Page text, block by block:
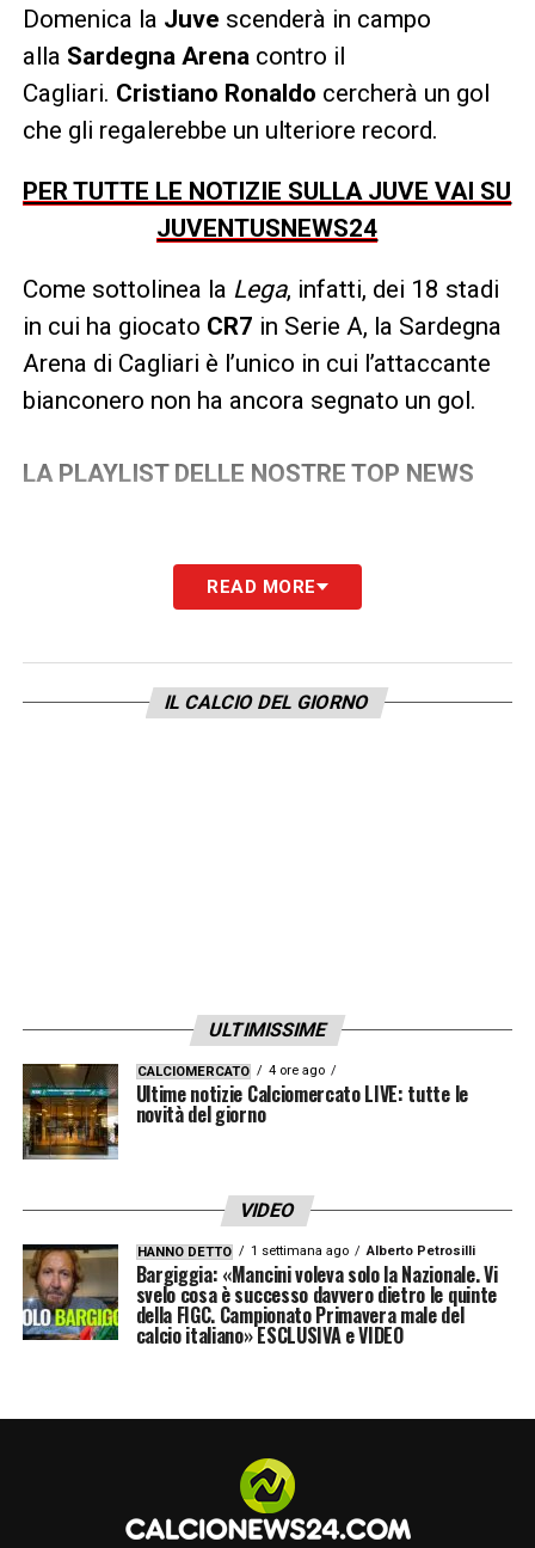
Domenica la Juve scenderà in campo
alla Sardegna Arenacontro il
Cagliari. Cristiano Ronaldo cercherà un gol
che gli regalerebbe un ulteriore record.
PER TUTTE LE NOTIZIE SULLA JUVE VAI SU
JUVENTUSNEWS24
Come sottolinea la Lega, infatti, dei 18 stadi
in cui ha giocato CR7 in Serie A, la Sardegna
Arena di Cagliari è l’unico in cui l’attaccante
bianconero non ha ancora segnato un gol.
LA PLAYLIST DELLE NOSTRE TOP NEWS
READ MORE
IL CALCIO DEL GIORNO
ULTIMISSIME
CALCIOMERCATO 4 ore ago
Ultime notizie Calciomercato LIVE: tutte le
novità del giorno
VIDEO
HANNO DETTO 1 settimana ago Alberto Petrosilli
Bargiggia: «Mancini voleva solo la Nazionale. Vi
svelo cosa è successo davvero dietro le quinte
della FIGC. Campionato Primavera male del
calcio italiano» ESCLUSIVA e VIDEO